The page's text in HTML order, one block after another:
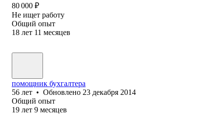
80 000 ₽
Не ищет работу
Общий опыт
18 лет 11 месяцев
помощник бухгалтера
56 лет • Обновлено 23 декабря 2014
Общий опыт
19 лет 9 месяцев